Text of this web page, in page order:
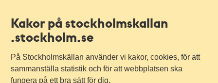
Kakor på stockholmskallan
.stockholm.se
På Stockholmskällan använder vi kakor, cookies, för att
sammanställa statistik och för att webbplatsen ska
fungera på ett bra sätt för dig.